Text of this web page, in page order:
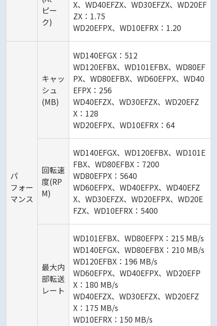
ピー
ク)
X、WD40EFZX、WD30EFZX、WD20EF
ZX：1.75
WD20EFPX、WD10EFRX：1.20
パ
フォー
マンス
キャッ
シュ
(MB)
WD140EFGX：512
WD120EFBX、WD101EFBX、WD80EF
PX、WD80EFBX、WD60EFPX、WD40
EFPX：256
WD40EFZX、WD30EFZX、WD20EFZ
X：128
WD20EFPX、WD10EFRX：64
回転速
度(RP
M)
WD140EFGX、WD120EFBX、WD101E
FBX、WD80EFBX：7200
WD80EFPX：5640
WD60EFPX、WD40EFPX、WD40EFZ
X、WD30EFZX、WD20EFPX、WD20E
FZX、WD10EFRX：5400
最大内
部転送
レート
WD101EFBX、WD80EFPX：215 MB/s
WD140EFGX、WD80EFBX：210 MB/s
WD120EFBX：196 MB/s
WD60EFPX、WD40EFPX、WD20EFP
X：180 MB/s
WD40EFZX、WD30EFZX、WD20EFZ
X：175 MB/s
WD10EFRX：150 MB/s